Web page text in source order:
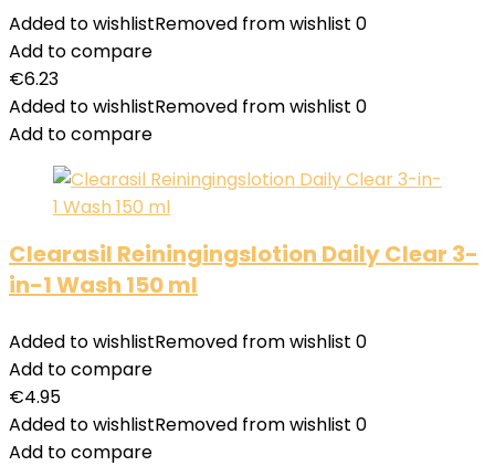
Added to wishlistRemoved from wishlist 0
Add to compare
€6.23
Added to wishlistRemoved from wishlist 0
Add to compare
Clearasil Reiningingslotion Daily Clear 3-
in-1 Wash 150 ml
Added to wishlistRemoved from wishlist 0
Add to compare
€4.95
Added to wishlistRemoved from wishlist 0
Add to compare